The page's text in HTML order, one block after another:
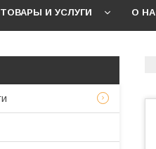
ТОВАРЫ И УСЛУГИ О